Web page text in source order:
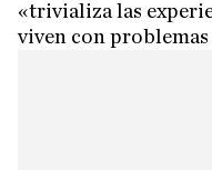
«trivializa las
viven con